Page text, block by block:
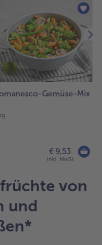
Gemüse-Mix
€ 9,53
inkl. MwSt.
von
und